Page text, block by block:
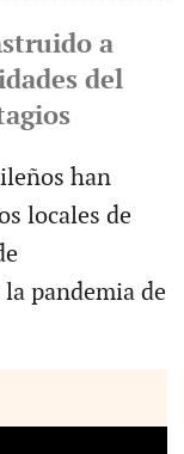
a
del
han
locales de
pandemia de